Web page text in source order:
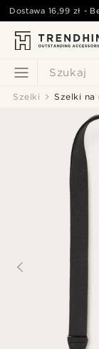
Szukaj
Dostawa 16,99 zł -
Szelki Szelki na